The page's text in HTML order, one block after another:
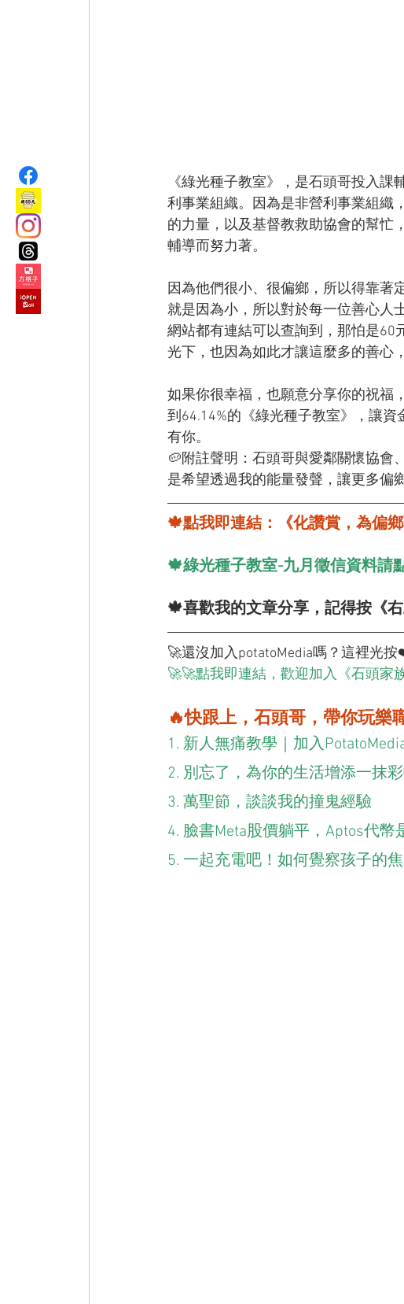
《綠光種子教室》，是石頭哥投入
利事業組織。因為是非營利事業組織
的力量，以及基督教救助協會的幫忙
輔導而努力著。
因為他們很小、很偏鄉，所以得靠著
就是因為小，所以對於每一位善心人
網站都有連結可以查詢到，那怕是60
光下，也因為如此才讓這麼多的善心
如果你很幸福，也願意分享你的祝福
到64.14%的《綠光種子教室》，讓
有你。
🥔附註聲明：石頭哥與愛鄰關懷協會
是希望透過我的能量發聲，讓更多偏
🍁點我即連結：《化讚賞，為偏
🍁綠光種子教室-九月徵信資料請
🍁喜歡我的文章分享，記得按《
🚀還沒加入potatoMedia嗎？這裡光
🚀🚀點我即連結，歡迎加入《石頭家
🔥快跟上，石頭哥，帶你玩樂
1. 新人無痛教學｜加入
2. 別忘了，為你的生活增添一抹
3. 萬聖節，談談我的撞鬼經驗
4. 臉書Meta股價躺平，Aptos代幣
5. 一起充電吧！如何覺察孩子的